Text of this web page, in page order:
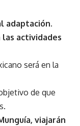
adaptación.
actividades
será en la
de que
viajarán